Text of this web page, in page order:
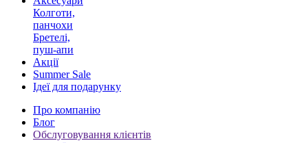
Колготи,
панчохи
Бретелі,
пуш-апи
Акції
Summer Sale
Ідеї для подарунку
Про компанію
Блог
Обслуговування клієнтів